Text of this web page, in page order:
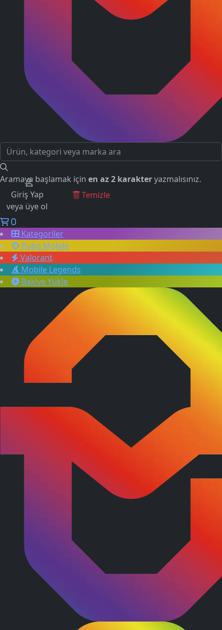
Aramaya başlamak için en az 2 karakteryazmalısınız.
GEÇMİŞ ARAMALAR
Temizle
Giriş Yap
veya üye ol
0
Kategoriler
Pubg Mobile
Valorant
Mobile Legends
Bakiye Yükle